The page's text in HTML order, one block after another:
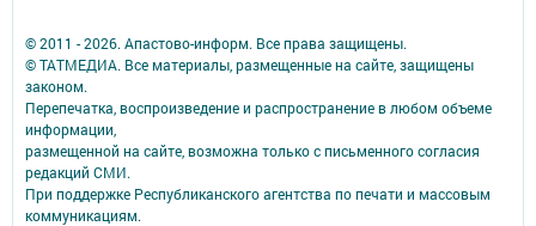
© 2011 - 2026. Апастово-информ. Все права защищены.
© ТАТМЕДИА. Все материалы, размещенные на сайте, защищены
законом.
Перепечатка, воспроизведение и распространение в любом объеме
информации,
размещенной на сайте, возможна только с письменного согласия
редакций СМИ.
При поддержке Республиканского агентства по печати и массовым
коммуникациям.